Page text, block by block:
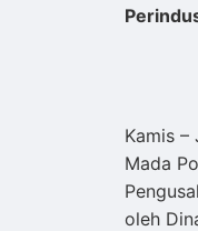
Kamis
Mada
oleh